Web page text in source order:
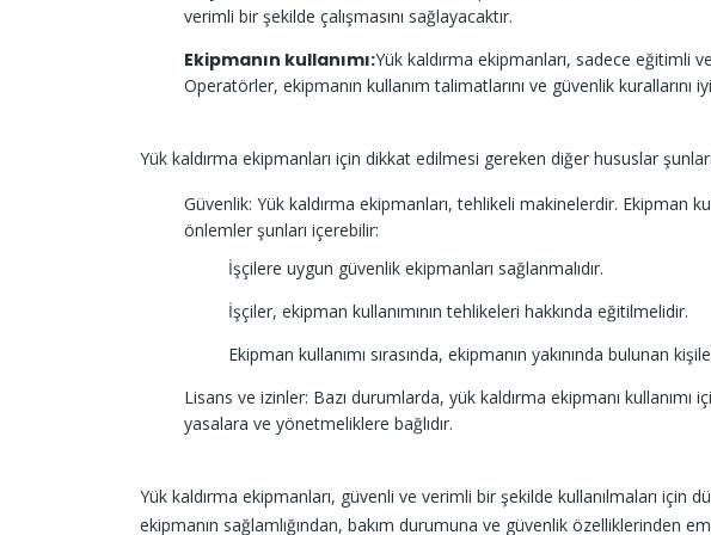
verimli bir şekilde çalışmasını sağlayacaktır.
Ekipmanın kullanımı:Yük kaldırma ekipmanları, sadece eğitimli
Operatörler, ekipmanın kullanım talimatlarını ve güvenlik kurallarını
Yük kaldırma ekipmanları için dikkat edilmesi gereken diğer hususlar
Güvenlik: Yük kaldırma ekipmanları, tehlikeli makinelerdir. Ekipman
önlemler şunları içerebilir:
İşçilere uygun güvenlik ekipmanları sağlanmalıdır.
İşçiler, ekipman kullanımının tehlikeleri hakkında eğitilmelidir.
Ekipman kullanımı sırasında, ekipmanın yakınında bulunan
Lisans ve izinler: Bazı durumlarda, yük kaldırma ekipmanı kullanımı
yasalara ve yönetmeliklere bağlıdır.
Yük kaldırma ekipmanları, güvenli ve verimli bir şekilde kullanılmaları için
ekipmanın sağlamlığından, bakım durumuna ve güvenlik özelliklerinden